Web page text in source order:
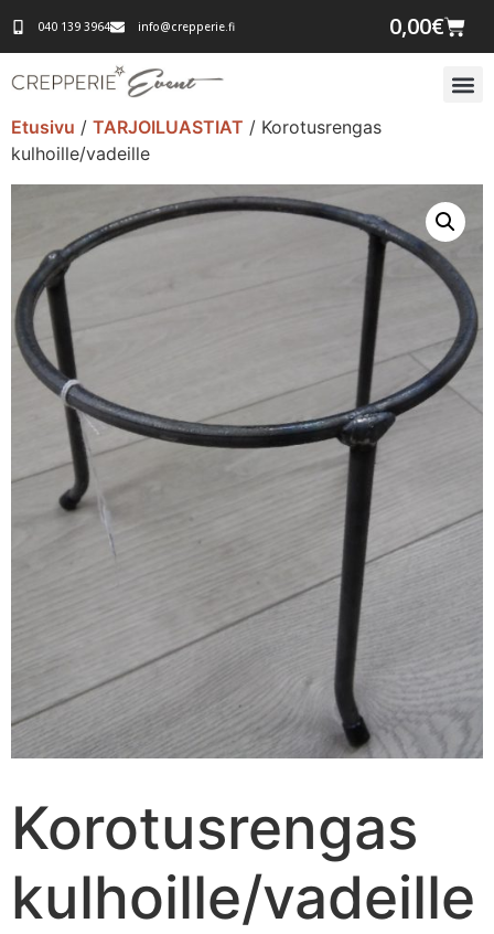
040 139 3964 info@crepperie.fi 0,00€
Etusivu / TARJOILUASTIAT / Korotusrengas
kulhoille/vadeille
Korotusrengas
kulhoille/vadeille